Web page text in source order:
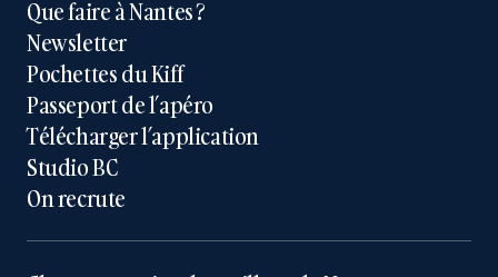
Que faire à Nantes ?
Newsletter
Pochettes du Kiff
Passeport de l’apéro
Télécharger l’application
Studio BC
On recrute